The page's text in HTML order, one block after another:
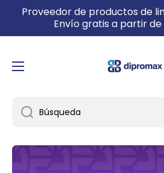
IR DIRECTAMENTE AL
Proveedor de productos de
Envío gratis a partir de
Búsqueda
Ir directamente a la